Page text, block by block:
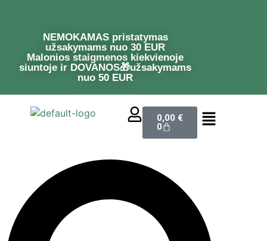
NEMOKAMAS pristatymas
užsakymams nuo 30 EUR
Malonios staigmenos kiekvienoje
siuntoje ir DOVANOS🎁užsakymams
nuo 50 EUR
0,00 €
0